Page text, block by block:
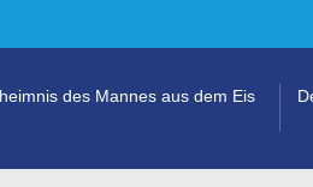
des Mannes aus dem Eis